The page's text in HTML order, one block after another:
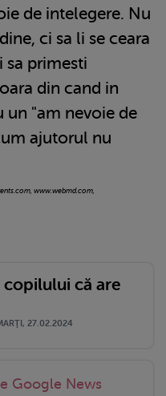
de intelegere. Nu
ci sa li se ceara
sa primesti
din cand in
un "am nevoie de
ajutorul nu
www.webmd.com,
copilului că are
27.02.2024
Google News